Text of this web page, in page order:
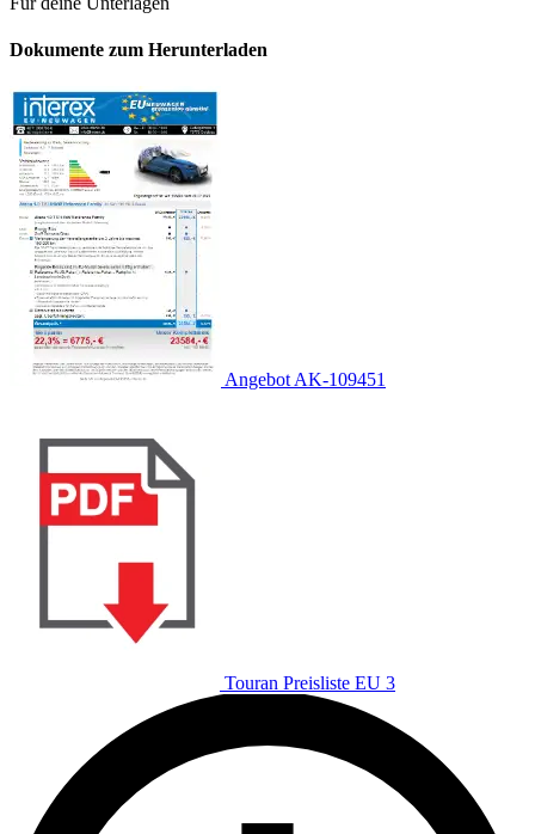
Dokumente zum Herunterladen
Angebot AK-109451
Touran Preisliste EU 3